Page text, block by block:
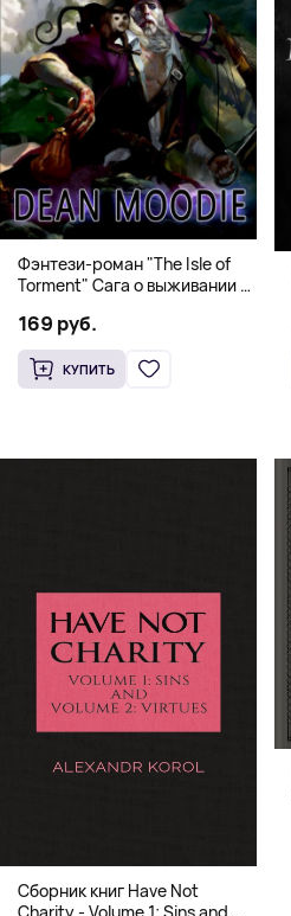
Фэнтези-роман "The Isle of
Torment" Сага о выживании и
169 руб.
КУПИТЬ
Сборник книг Have Not